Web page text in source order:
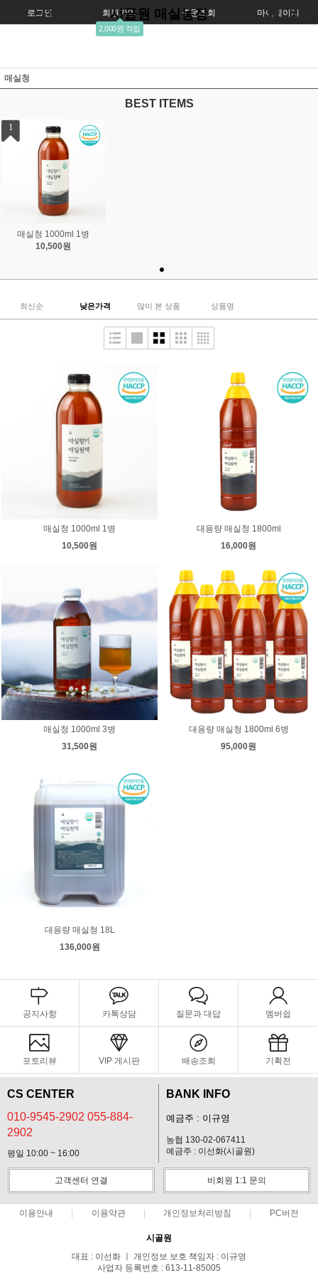
로그인 회원가입
2,000원 적립
주문조회 마이페이지
시골원 매실농장
매실청
BEST ITEMS
1
매실청 1000ml 1병
10,500원
최신순 낮은가격 많이 본 상품 상품명
매실청 1000ml 1병
10,500원
대용량 매실청 1800ml
16,000원
매실청 1000ml 3병
31,500원
대용량 매실청 1800ml 6병
95,000원
대용량 매실청 18L
136,000원
공지사항 카톡상담 질문과 대답 멤버쉽
포토리뷰 VIP 게시판 배송조회 기획전
CS CENTER
010-9545-2902 055-884-
2902
평일 10:00 ~ 16:00
BANK INFO
예금주 : 이규영
농협 130-02-067411
예금주 : 이선화(시골원)
고객센터 연결 비회원 1:1 문의
이용안내 이용약관 개인정보처리방침 PC버전
시골원
대표 : 이선화 ㅣ 개인정보 보호 책임자 : 이규영
사업자 등록번호 : 613-11-85005